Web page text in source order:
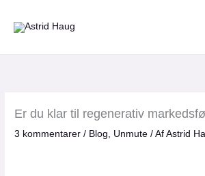
Er du klar til regenerativ
3 kommentarer / Blog, Unmute / AfAstrid